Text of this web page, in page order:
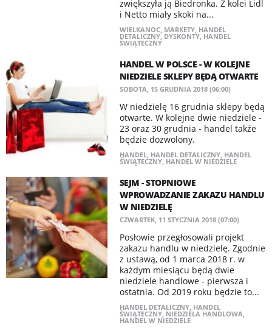
zwiększyła ją Biedronka. Z kolei Lidl
i Netto miały skoki na...
WIELKANOC, MARKETY, HANDEL
DETALICZNY, DYSKONTY, HANDEL
ŚWIĄTECZNY
HANDEL W POLSCE - W KOLEJNE
NIEDZIELE SKLEPY BĘDĄ OTWARTE
SOBOTA, 15 GRUDNIA 2018 (06:00)
W niedzielę 16 grudnia sklepy będą
otwarte. W kolejne dwie niedziele -
23 oraz 30 grudnia - handel także
będzie dozwolony.
HANDEL, HANDEL DETALICZNY, HANDEL
ŚWIĄTECZNY, HANDEL W NIEDZIELE
SEJM - STOPNIOWE
WPROWADZANIE ZAKAZU HANDLU
W NIEDZIELĘ
CZWARTEK, 11 STYCZNIA 2018 (07:00)
Posłowie przegłosowali projekt
zakazu handlu w niedzielę. Zgodnie
z ustawą, od 1 marca 2018 r. w
każdym miesiącu będą dwie
niedziele handlowe - pierwsza i
ostatnia. Od 2019 roku będzie to...
HANDEL DETALICZNY, HANDEL
ŚWIĄTECZNY, NIEDZIELA HANDLOWA,
HANDEL W NIEDZIELE